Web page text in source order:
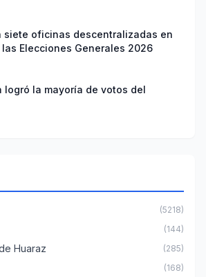
siete oficinas descentralizadas en
Elecciones Generales 2026
logró la mayoría de votos del
(5218)
(144)
Huaraz (285)
(168)